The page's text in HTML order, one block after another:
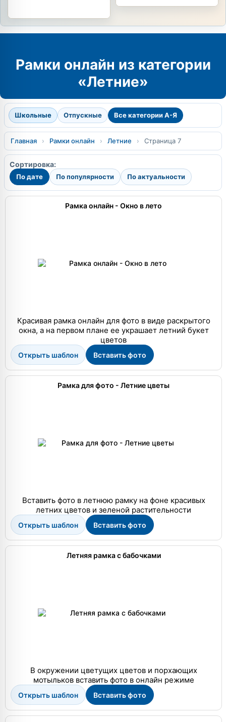
Рамки онлайн из категории
«Летние»
Школьные Отпускные Все категории А-Я
Главная › Рамки онлайн › Летние › Страница 7
Сортировка:
По дате По популярности По актуальности
Рамка онлайн - Окно в лето
Красивая рамка онлайн для фото в виде раскрытого
окна, а на первом плане ее украшает летний букет
цветов
Открыть шаблон Вставить фото
Рамка для фото - Летние цветы
Вставить фото в летнюю рамку на фоне красивых
летних цветов и зеленой растительности
Открыть шаблон Вставить фото
Летняя рамка с бабочками
В окружении цветущих цветов и порхающих
мотыльков вставить фото в онлайн режиме
Открыть шаблон Вставить фото